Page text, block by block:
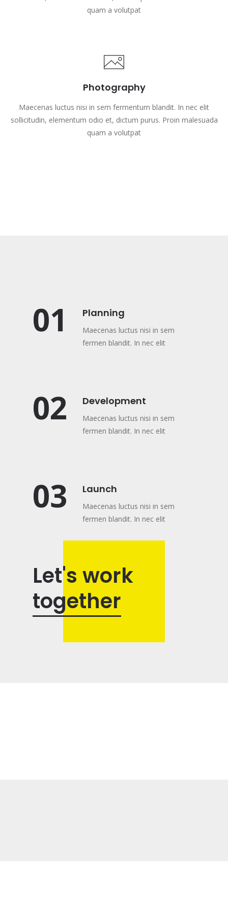
quam a volutpat
Photography
Maecenas luctus nisi in sem fermentum blandit. In nec elit
sollicitudin, elementum odio et, dictum purus. Proin malesuada
quam a volutpat
01 Planning
Maecenas luctus nisi in sem
fermen blandit. In nec elit
02 Development
Maecenas luctus nisi in sem
fermen blandit. In nec elit
03 Launch
Maecenas luctus nisi in sem
fermen blandit. In nec elit
Let's work
together